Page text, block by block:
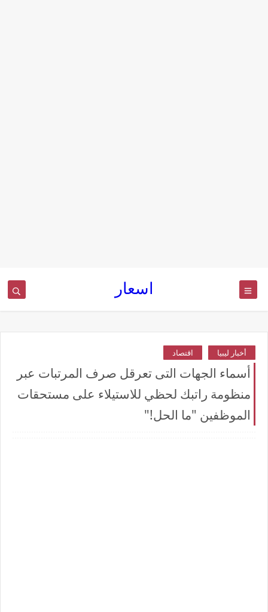
اسعار
أخبار ليبيا اقتصاد
أسماء الجهات التى تعرقل صرف المرتبات عبر
منظومة راتبك لحظي للاستيلاء على مستحقات
الموظفين "ما الحل!"